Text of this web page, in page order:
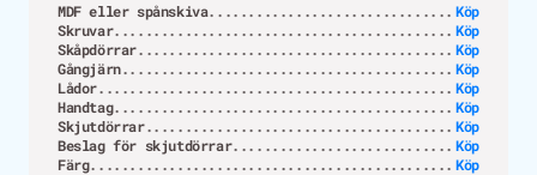
MDF eller spånskiva
Köp
Skruvar
Köp
Skåpdörrar
Köp
Gångjärn
Köp
Lådor
Köp
Handtag
Köp
Skjutdörrar
Köp
Beslag för skjutdörrar
Köp
Färg
Köp